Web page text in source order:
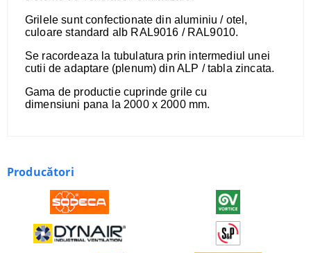
Grilele sunt confectionate din aluminiu / otel,
culoare standard alb RAL9016 / RAL9010.
​Se racordeaza la tubulatura prin intermediul unei
cutii de adaptare (plenum) din ALP / tabla zincata.
Gama de productie cuprinde grile cu
dimensiuni pana la 2000 x 2000 mm.
Producători